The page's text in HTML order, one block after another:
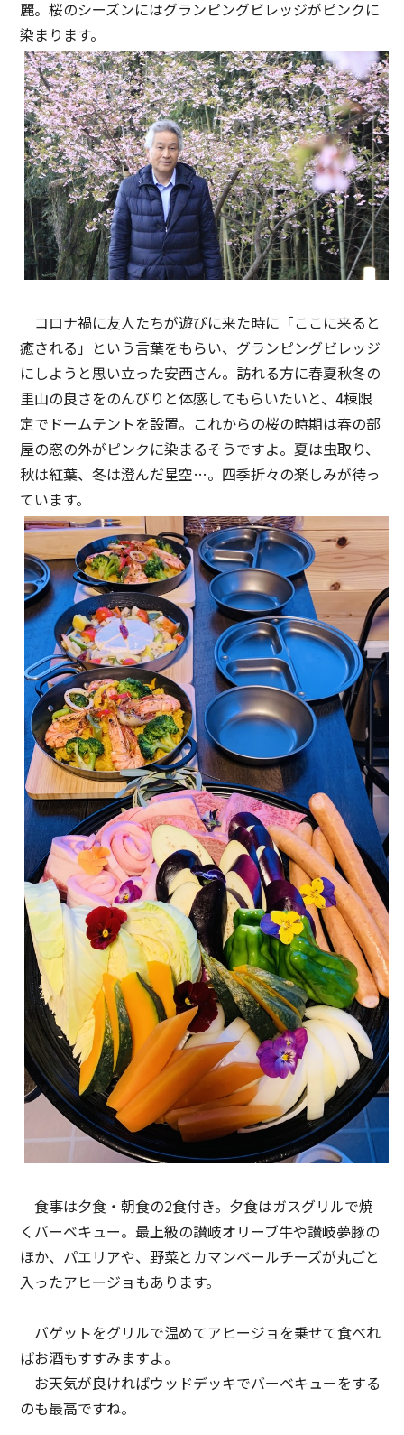
麗。桜のシーズンにはグランピングビレッジがピンクに
染まります。
コロナ禍に友人たちが遊びに来た時に「ここに来ると
癒される」という言葉をもらい、グランピングビレッジ
にしようと思い立った安西さん。訪れる方に春夏秋冬の
里山の良さをのんびりと体感してもらいたいと、4棟限
定でドームテントを設置。これからの桜の時期は春の部
屋の窓の外がピンクに染まるそうですよ。夏は虫取り、
秋は紅葉、冬は澄んだ星空…。四季折々の楽しみが待っ
ています。
食事は夕食・朝食の2食付き。夕食はガスグリルで焼
くバーベキュー。最上級の讃岐オリーブ牛や讃岐夢豚の
ほか、パエリアや、野菜とカマンベールチーズが丸ごと
入ったアヒージョもあります。
バゲットをグリルで温めてアヒージョを乗せて食べれ
ばお酒もすすみますよ。
お天気が良ければウッドデッキでバーベキューをする
のも最高ですね。